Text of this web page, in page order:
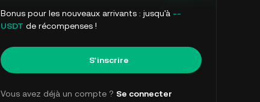
Bonus pour les nouveaux arrivants : jusqu'à --
USDT de récompenses !
S'inscrire
Vous avez déjà un compte ? Se connecter